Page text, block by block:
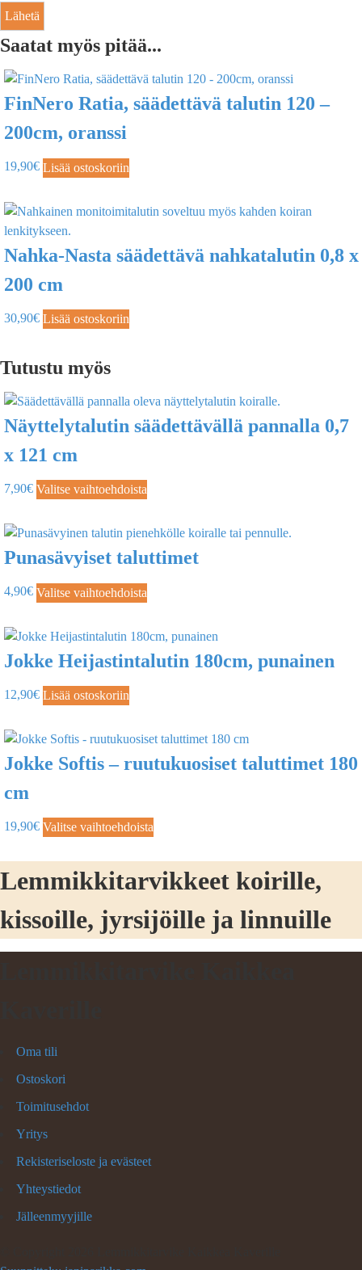
Saatat myös pitää...
FinNero Ratia, säädettävä talutin 120 –
200cm, oranssi
19,90€ Lisää ostoskoriin
Nahka-Nasta säädettävä nahkatalutin 0,8 x
200 cm
30,90€ Lisää ostoskoriin
Tutustu myös
Näyttelytalutin säädettävällä pannalla 0,7
x 121 cm
7,90€ Valitse vaihtoehdoista
Punasävyiset taluttimet
4,90€ Valitse vaihtoehdoista
Jokke Heijastintalutin 180cm, punainen
12,90€ Lisää ostoskoriin
Jokke Softis – ruutukuosiset taluttimet 180
cm
19,90€ Valitse vaihtoehdoista
Lemmikkitarvikkeet koirille,
kissoille, jyrsijöille ja linnuille
Oma tili
Ostoskori
Toimitusehdot
Yritys
Rekisteriseloste ja evästeet
Yhteystiedot
Jälleenmyyjille